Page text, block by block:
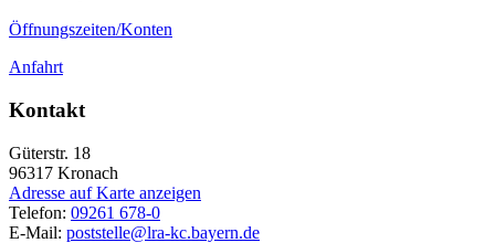
Öffnungszeiten/Konten
Anfahrt
Kontakt
Güterstr. 18
96317 Kronach
Adresse auf Karte anzeigen
Telefon: 09261 678-0
E-Mail: poststelle@lra-kc.bayern.de